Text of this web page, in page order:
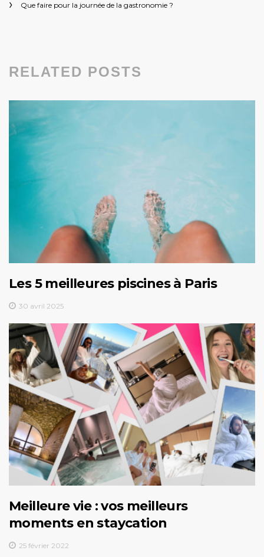
Que faire pour la journée de la gastronomie ?
RELATED POSTS
Les 5 meilleures piscines à Paris
30 avril 2025
Meilleure vie : vos meilleurs
moments en staycation
25 février 2022